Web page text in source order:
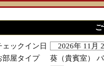
ェックイン日
2026年 11
部屋タイプ
葵（貴賓室）